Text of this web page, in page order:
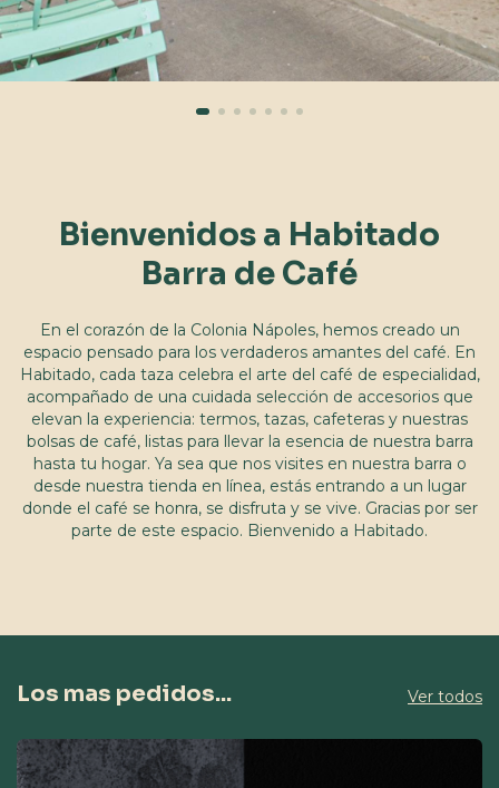
Bienvenidos a Habitado
Barra de Café
En el corazón de la Colonia Nápoles, hemos creado un
espacio pensado para los verdaderos amantes del café. En
Habitado, cada taza celebra el arte del café de especialidad,
acompañado de una cuidada selección de accesorios que
elevan la experiencia: termos, tazas, cafeteras y nuestras
bolsas de café, listas para llevar la esencia de nuestra barra
hasta tu hogar. Ya sea que nos visites en nuestra barra o
desde nuestra tienda en línea, estás entrando a un lugar
donde el café se honra, se disfruta y se vive. Gracias por ser
parte de este espacio. Bienvenido a Habitado.
Los mas pedidos... Ver todos